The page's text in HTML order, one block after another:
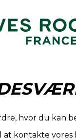
hvor du kan
kontakte